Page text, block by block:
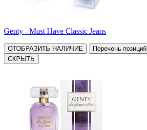
Genty - Must Have Classic Jeans
ОТОБРАЗИТЬ НАЛИЧИЕ
Перечень позиций
СКРЫТЬ